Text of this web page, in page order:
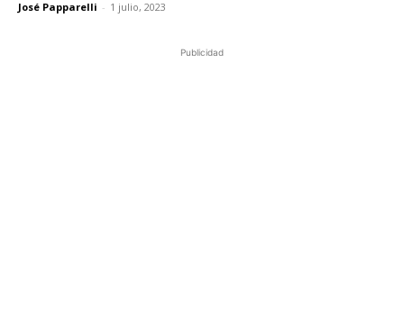
José Papparelli - 1 julio, 2023
Publicidad